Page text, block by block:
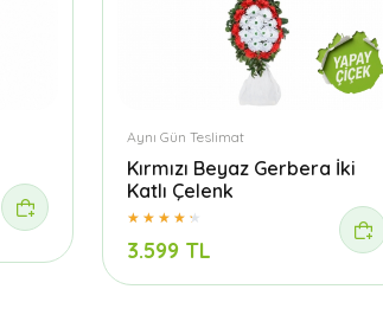
Aynı Gün Teslimat
Kırmızı Beyaz Gerbera İki
Katlı Çelenk
3.599 TL